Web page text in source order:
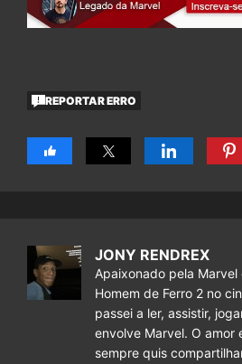
REPORTAR ERRO
JONY RENDREX
Apaixonado pela
Homem de Ferro 2 no
passei a ler, assistir,
envolve Marvel. O amor
sempre quis